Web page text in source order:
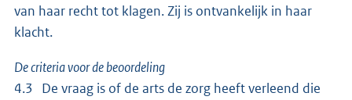
van haar recht tot klagen. Zij is ontvankelijk in haar
klacht.
De criteria voor de beoordeling
4.3 De vraag is of de arts de zorg heeft verleend die